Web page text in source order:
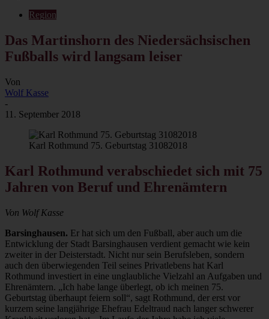
Region
Das Martinshorn des Niedersächsischen
Fußballs wird langsam leiser
Von
Wolf Kasse
-
11. September 2018
Karl Rothmund 75. Geburtstag 31082018
Karl Rothmund verabschiedet sich mit 75
Jahren von Beruf und Ehrenämtern
Von Wolf Kasse
Barsinghausen. Er hat sich um den Fußball, aber auch um die
Entwicklung der Stadt Barsinghausen verdient gemacht wie kein
zweiter in der Deisterstadt. Nicht nur sein Berufsleben, sondern
auch den überwiegenden Teil seines Privatlebens hat Karl
Rothmund investiert in eine unglaubliche Vielzahl an Aufgaben und
Ehrenämtern. „Ich habe lange überlegt, ob ich meinen 75.
Geburtstag überhaupt feiern soll“, sagt Rothmund, der erst vor
kurzem seine langjährige Ehefrau Edeltraud nach langer schwerer